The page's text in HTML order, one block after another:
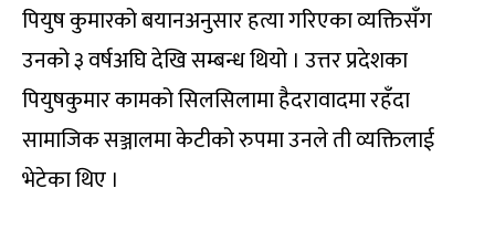
पियुष कुमारको बयानअनुसार हत्या गरिएका व्यक्तिसँग
उनको ३ वर्षअघि देखि सम्बन्ध थियो । उत्तर प्रदेशका
पियुषकुमार कामको सिलसिलामा हैदरावादमा रहँदा
सामाजिक सञ्जालमा केटीको रुपमा उनले ती व्यक्तिलाई
भेटेका थिए ।